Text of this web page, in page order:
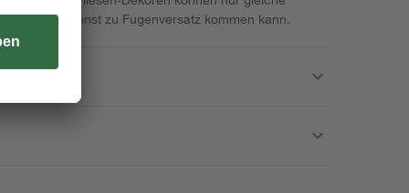
da es sonst zu Fugenversatz kommen kann.